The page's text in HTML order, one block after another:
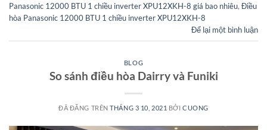
Panasonic 12000 BTU 1 chiều inverter XPU12XKH-8 giá bao nhiêu, Điều
hòa Panasonic 12000 BTU 1 chiều inverter XPU12XKH-8
Để lại một bình luận
BLOG
So sánh điều hòa Dairry và Funiki
ĐÃ ĐĂNG TRÊNTHÁNG 3 10, 2021 BỞICUONG